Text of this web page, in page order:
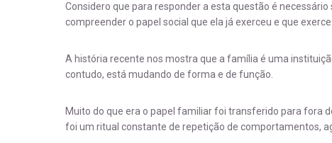
Considero que para responder a esta questão é
compreender o papel social que ela já exerceu e que exerce.
A história recente nos mostra que a família é uma
contudo, está mudando de forma e de função.
Muito do que era o papel familiar foi transferido para fora
foi um ritual constante de repetição de comportamentos,